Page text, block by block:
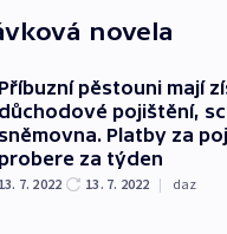
novela
Příbuzní pěstouni mají
důchodové pojištění,
sněmovna. Platby za
probere za týden
13. 7. 2022 13. 7. 2022 | daz